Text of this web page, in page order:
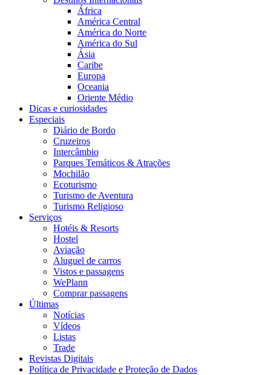
África
América Central
América do Norte
América do Sul
Ásia
Caribe
Europa
Oceania
Oriente Médio
Dicas e curiosidades
Especiais
Diário de Bordo
Cruzeiros
Intercâmbio
Parques Temáticos & Atrações
Mochilão
Ecoturismo
Turismo de Aventura
Turismo Religioso
Serviços
Hotéis & Resorts
Hostel
Aviação
Aluguel de carros
Vistos e passagens
WePlann
Comprar passagens
Últimas
Notícias
Vídeos
Listas
Trade
Revistas Digitais
Política de Privacidade e Proteção de Dados